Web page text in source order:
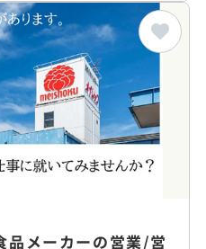
品メーカーの営業/営